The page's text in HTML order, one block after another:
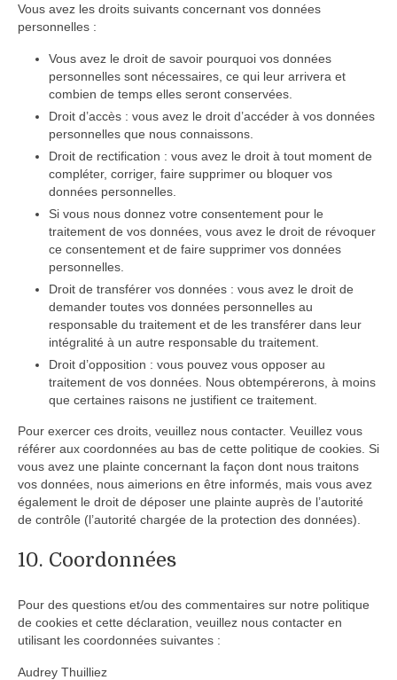
Vous avez les droits suivants concernant vos données
personnelles :
Vous avez le droit de savoir pourquoi vos données
personnelles sont nécessaires, ce qui leur arrivera et
combien de temps elles seront conservées.
Droit d’accès : vous avez le droit d’accéder à vos données
personnelles que nous connaissons.
Droit de rectification : vous avez le droit à tout moment de
compléter, corriger, faire supprimer ou bloquer vos
données personnelles.
Si vous nous donnez votre consentement pour le
traitement de vos données, vous avez le droit de révoquer
ce consentement et de faire supprimer vos données
personnelles.
Droit de transférer vos données : vous avez le droit de
demander toutes vos données personnelles au
responsable du traitement et de les transférer dans leur
intégralité à un autre responsable du traitement.
Droit d’opposition : vous pouvez vous opposer au
traitement de vos données. Nous obtempérerons, à moins
que certaines raisons ne justifient ce traitement.
Pour exercer ces droits, veuillez nous contacter. Veuillez vous
référer aux coordonnées au bas de cette politique de cookies. Si
vous avez une plainte concernant la façon dont nous traitons
vos données, nous aimerions en être informés, mais vous avez
également le droit de déposer une plainte auprès de l’autorité
de contrôle (l’autorité chargée de la protection des données).
10. Coordonnées
Pour des questions et/ou des commentaires sur notre politique
de cookies et cette déclaration, veuillez nous contacter en
utilisant les coordonnées suivantes :
Audrey Thuilliez